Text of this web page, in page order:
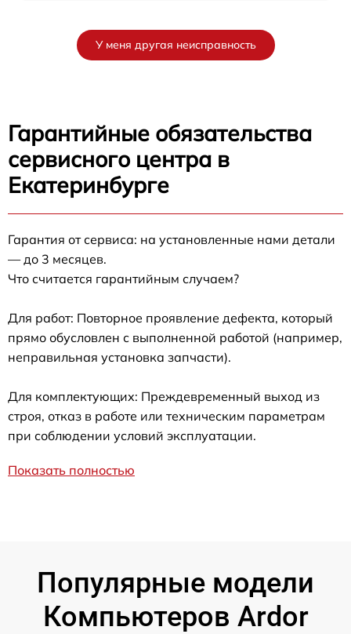
У меня другая неисправность
Гарантийные обязательства
сервисного центра в
Екатеринбурге
Гарантия от сервиса: на установленные нами детали
— до 3 месяцев.
Что считается гарантийным случаем?
Для работ: Повторное проявление дефекта, который
прямо обусловлен с выполненной работой (например,
неправильная установка запчасти).
Для комплектующих: Преждевременный выход из
строя, отказ в работе или техническим параметрам
при соблюдении условий эксплуатации.
Показать полностью
Популярные модели
Компьютеров Ardor